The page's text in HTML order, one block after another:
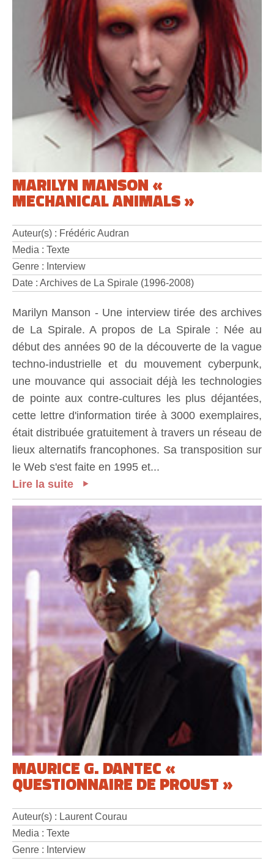
MARILYN MANSON «
MECHANICAL ANIMALS »
Auteur(s) : Frédéric Audran
Media : Texte
Genre : Interview
Date : Archives de La Spirale (1996-2008)
Marilyn Manson - Une interview tirée des archives
de La Spirale. A propos de La Spirale : Née au
début des années 90 de la découverte de la vague
techno-industrielle et du mouvement cyberpunk,
une mouvance qui associait déjà les technologies
de pointe aux contre-cultures les plus déjantées,
cette lettre d'information tirée à 3000 exemplaires,
était distribuée gratuitement à travers un réseau de
lieux alternatifs francophones. Sa transposition sur
le Web s'est faite en 1995 et...
Lire la suite
MAURICE G. DANTEC «
QUESTIONNAIRE DE PROUST »
Auteur(s) : Laurent Courau
Media : Texte
Genre : Interview